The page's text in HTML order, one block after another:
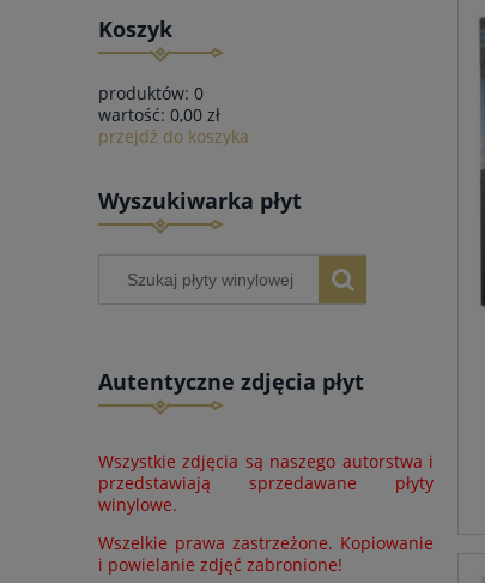
Koszyk
produktów: 0
wartość: 0,00 zł
przejdź do koszyka
Wyszukiwarka płyt
Autentyczne zdjęcia płyt
Wszystkie zdjęcia są naszego autorstwa i
przedstawiają sprzedawane płyty
winylowe.
Wszelkie prawa zastrzeżone. Kopiowanie
i powielanie zdjęć zabronione!